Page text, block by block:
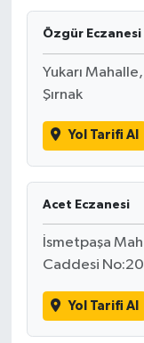
Özgür Eczanesi
Yukarı
Şırnak
Yol Tarifi Al
Acet Eczanesi
İsmetpaşa
Caddesi No:20
Yol Tarifi Al